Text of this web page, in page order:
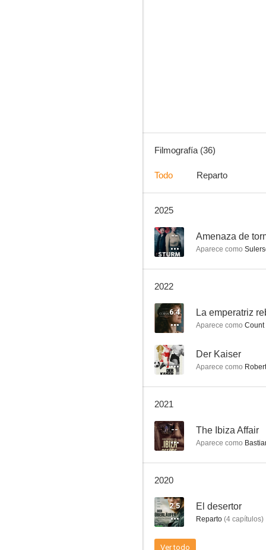
Der Kaiser
--
--
Filmografía (36)
Todo Reparto
2025
-- Amenaza de
Aparece como
2022
6.4 La emperatriz
Aparece como Count
-- Der Kaiser
Aparece como
2021
-- The Ibiza Affair
Aparece como
2020
2.5 El desertor
Reparto (4 capítulos)
Ver todo